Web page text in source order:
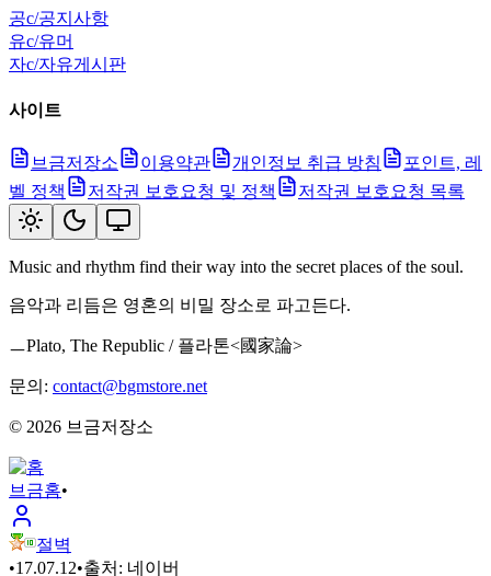
공c/공지사항
유c/유머
자c/자유게시판
사이트
브금저장소 이용약관 개인정보 취급 방침
포인트, 레
벨 정책
저작권 보호요청 및 정책 저작권 보호요청 목록
Music and rhythm find their way into the secret places of the soul.
음악과 리듬은 영혼의 비밀 장소로 파고든다.
ㅡPlato, The Republic / 플라톤<國家論>
문의: contact@bgmstore.net
© 2026 브금저장소
브금홈•
절벽
•17.07.12•출처: 네이버